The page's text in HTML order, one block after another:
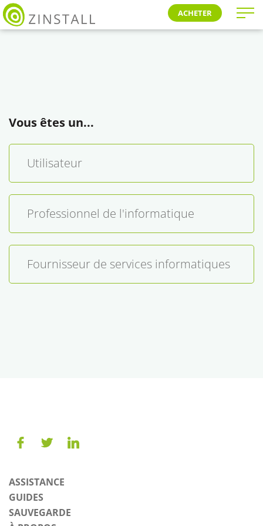
ACHETER
Vous êtes un...
Utilisateur
Professionnel de l'informatique
Fournisseur de services informatiques
ASSISTANCE
GUIDES
SAUVEGARDE